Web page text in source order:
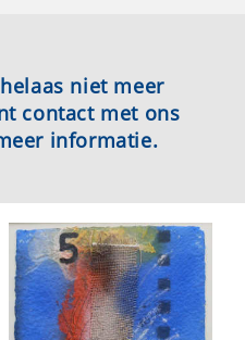
niet meer
contact met ons
informatie.